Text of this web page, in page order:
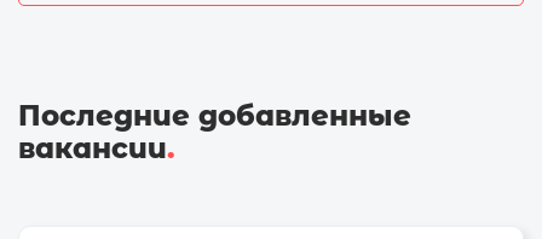
Последние добавленные
вакансии.